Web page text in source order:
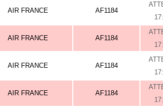
AIR FRANCE AF1184
AIR FRANCE AF1184
AIR FRANCE AF1184
AIR FRANCE AF1184